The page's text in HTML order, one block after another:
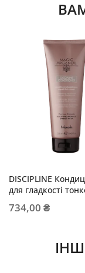
DISCIPLINE
для гладкості
734,00 ₴